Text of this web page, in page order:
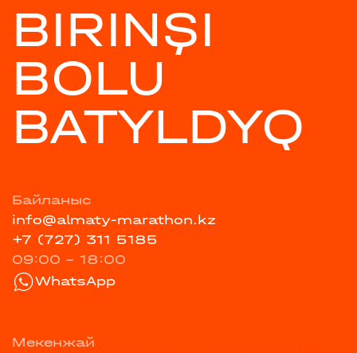
BIRINŞI
BOLU
BATYLDYQ
Байланыс
info@almaty-marathon.kz
+7 (727) 311 5185
09:00 - 18:00
WhatsApp
Мекенжай